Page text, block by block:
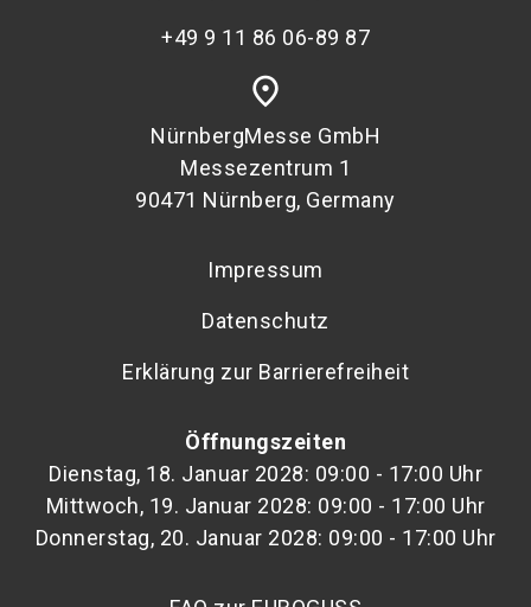
+49 9 11 86 06-89 87
place
NürnbergMesse GmbH
Messezentrum 1
90471 Nürnberg, Germany
Impressum
Datenschutz
Erklärung zur Barrierefreiheit
Öffnungszeiten
Dienstag, 18. Januar 2028: 09:00 - 17:00 Uhr
Mittwoch, 19. Januar 2028: 09:00 - 17:00 Uhr
Donnerstag, 20. Januar 2028: 09:00 - 17:00 Uhr